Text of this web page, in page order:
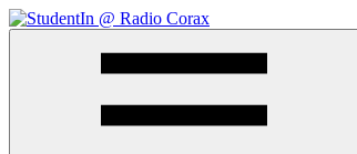
Zum
Inhalt